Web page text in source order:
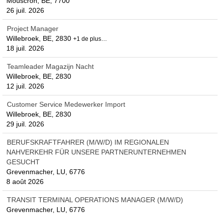
26 juil. 2026
Project Manager
Willebroek, BE, 2830 +1 de plus…
18 juil. 2026
Teamleader Magazijn Nacht
Willebroek, BE, 2830
12 juil. 2026
Customer Service Medewerker Import
Willebroek, BE, 2830
29 juil. 2026
BERUFSKRAFTFAHRER (M/W/D) IM REGIONALEN
NAHVERKEHR FÜR UNSERE PARTNERUNTERNEHMEN
GESUCHT
Grevenmacher, LU, 6776
8 août 2026
TRANSIT TERMINAL OPERATIONS MANAGER (M/W/D)
Grevenmacher, LU, 6776